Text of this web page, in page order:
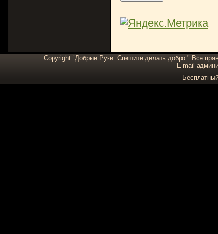
Copyright "Добрые Руки. Спешите делать добро." Все
E-mail